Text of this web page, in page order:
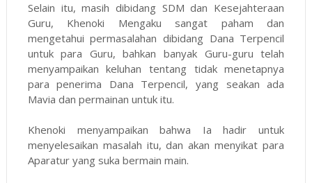
Selain itu, masih dibidang SDM dan Kesejahteraan
Guru, Khenoki Mengaku sangat paham dan
mengetahui permasalahan dibidang Dana Terpencil
untuk para Guru, bahkan banyak Guru-guru telah
menyampaikan keluhan tentang tidak menetapnya
para penerima Dana Terpencil, yang seakan ada
Mavia dan permainan untuk itu.
Khenoki menyampaikan bahwa Ia hadir untuk
menyelesaikan masalah itu, dan akan menyikat para
Aparatur yang suka bermain main.